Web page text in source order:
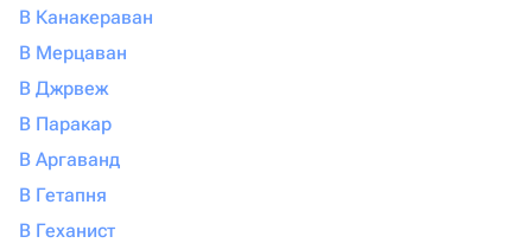
В Канакераван
В Мерцаван
В Джрвеж
В Паракар
В Аргаванд
В Гетапня
В Геханист